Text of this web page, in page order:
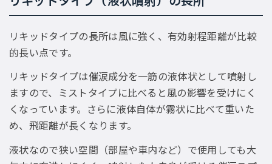
リキッドタイプの長所は風に強く、有効射程距離が比較
的長い点です。
リキッドタイプは催涙成分を一筋の液体状として噴射し
ますので、ミストタイプに比べると風の影響を受けにく
くなっています。さらに液体自体が霧状に比べて重いた
め、飛距離が長くなります。
液状なので狭い空間（部屋や車内など）で使用しても大